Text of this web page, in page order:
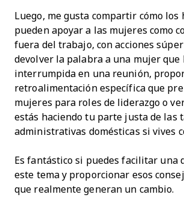
Luego, me gusta compartir cómo los
pueden apoyar a las mujeres como
fuera del trabajo, con acciones
devolver la palabra a una mujer que
interrumpida en una reunión,
retroalimentación específica que
mujeres para roles de liderazgo o
estás haciendo tu parte justa de las
administrativas domésticas si vives
Es fantástico si puedes facilitar una
este tema y proporcionar esos
que realmente generan un cambio.